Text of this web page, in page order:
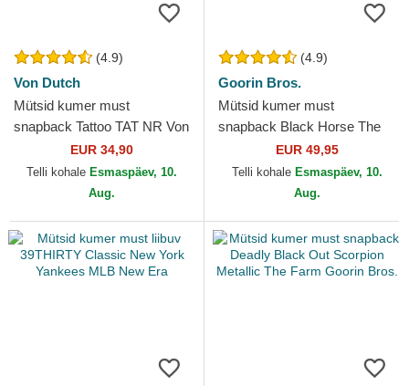
(4.9)
Von Dutch
Mütsid kumer must
snapback Tattoo TAT NR Von
EUR 34,90
Telli kohale Esmaspäev, 10.
Aug.
(4.9)
Goorin Bros.
Mütsid kumer must
snapback Black Horse The
Farm Goorin Bros.
EUR 49,95
Telli kohale Esmaspäev, 10.
Aug.